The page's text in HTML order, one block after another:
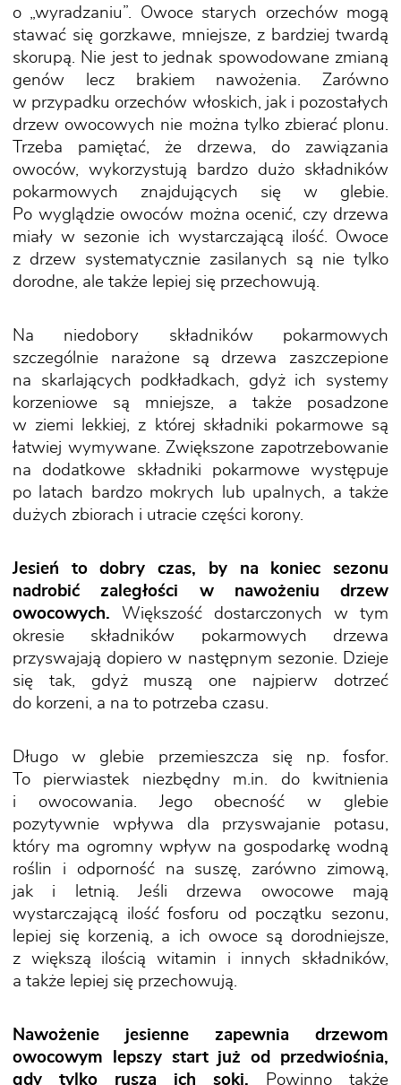
o „wyradzaniu”. Owoce starych orzechów mogą
stawać się gorzkawe, mniejsze, z bardziej twardą
skorupą. Nie jest to jednak spowodowane zmianą
genów lecz brakiem nawożenia. Zarówno
w przypadku orzechów włoskich, jak i pozostałych
drzew owocowych nie można tylko zbierać plonu.
Trzeba pamiętać, że drzewa, do zawiązania
owoców, wykorzystują bardzo dużo składników
pokarmowych znajdujących się w glebie.
Po wyglądzie owoców można ocenić, czy drzewa
miały w sezonie ich wystarczającą ilość. Owoce
z drzew systematycznie zasilanych są nie tylko
dorodne, ale także lepiej się przechowują.
Na niedobory składników pokarmowych
szczególnie narażone są drzewa zaszczepione
na skarlających podkładkach, gdyż ich systemy
korzeniowe są mniejsze, a także posadzone
w ziemi lekkiej, z której składniki pokarmowe są
łatwiej wymywane. Zwiększone zapotrzebowanie
na dodatkowe składniki pokarmowe występuje
po latach bardzo mokrych lub upalnych, a także
dużych zbiorach i utracie części korony.
Jesień to dobry czas, by na koniec sezonu
nadrobić zaległości w nawożeniu drzew
owocowych. Większość dostarczonych w tym
okresie składników pokarmowych drzewa
przyswajają dopiero w następnym sezonie. Dzieje
się tak, gdyż muszą one najpierw dotrzeć
do korzeni, a na to potrzeba czasu.
Długo w glebie przemieszcza się np. fosfor.
To pierwiastek niezbędny m.in. do kwitnienia
i owocowania. Jego obecność w glebie
pozytywnie wpływa dla przyswajanie potasu,
który ma ogromny wpływ na gospodarkę wodną
roślin i odporność na suszę, zarówno zimową,
jak i letnią. Jeśli drzewa owocowe mają
wystarczającą ilość fosforu od początku sezonu,
lepiej się korzenią, a ich owoce są dorodniejsze,
z większą ilością witamin i innych składników,
a także lepiej się przechowują.
Nawożenie jesienne zapewnia drzewom
owocowym lepszy start już od przedwiośnia,
gdy tylko ruszą ich soki. Powinno także